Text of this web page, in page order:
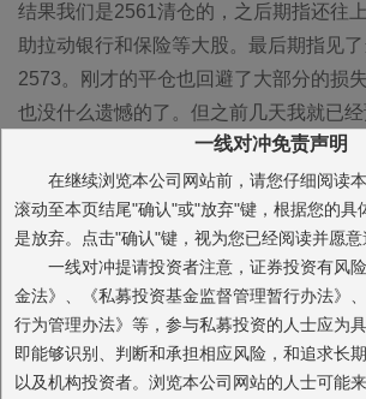
结果我们是2561清仓的，之后期指还往
助拉动银行和保险等大股。最后期指见了
2573。刚才的平仓也回避了大部分的损
也没什么遗憾的了。但之前几天我就已
行股了，毕竟银行股过半已跌破了净资
只有4倍左右了，这是史无前例的。因此
短多，最终选择拉动银行股是必然的。
市放了点量，因此我就觉得今天的向上行
当市场见最高2573然后稍作回档到2568
开始建多单了。这本身就包含了这样的一
不远，并马上就会重新展开上攻。之后
程中，我们迅速把多仓加到了30%的无
一线对冲免责声明
在继续浏览本公司网站前，请您仔细阅读
滚动至本页结尾"确认"或"放弃"键，根据您的具
是放弃。点击"确认"键，视为您已经阅读并愿意
一线对冲提请投资者注意，证券投资有风
金法》、《私募投资基金监督管理暂行办法》
行为管理办法》等，参与私募投资的人士应为
即能够识别、判断和承担相应风险，和追求长
以及机构投资者。浏览本公司网站的人士可能